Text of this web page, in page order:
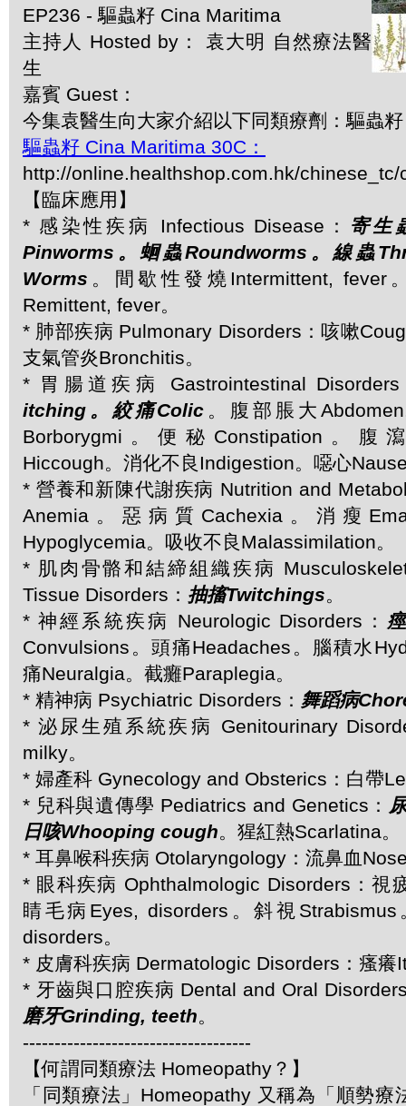
EP236 - 驅蟲籽 Cina Maritima
主持人 Hosted by： 袁大明 自然療法醫
生
嘉賓 Guest：
今集袁醫生向大家介紹以下同類療劑：驅蟲
驅蟲籽 Cina Maritima 30C：
http://online.healthshop.com.hk/
【臨床應用】
* 感染性疾病 Infectious Disease： 寄生
Pinworms。蛔蟲Roundworms。線蟲
Worms 。間歇性發燒Intermittent, fever
Remittent, fever。
* 肺部疾病 Pulmonary Disorders：咳嗽
支氣管炎Bronchitis。
* 胃腸道疾病 Gastrointestinal
itching。絞痛Colic 。腹部脹大
Borborygmi。便秘Constipation。腹
Hiccough。消化不良Indigestion。噁心
* 營養和新陳代謝疾病 Nutrition and
Anemia。惡病質Cachexia。消瘦
Hypoglycemia。吸收不良Malassimilation。
* 肌肉骨骼和結締組織疾病
Tissue Disorders： 抽搐Twitchings。
* 神經系統疾病 Neurologic Disorders：
Convulsions。頭痛Headaches。腦積水
痛Neuralgia。截癱Paraplegia。
* 精神病 Psychiatric Disorders： 舞蹈病
* 泌尿生殖系統疾病 Genitourinary
milky。
* 婦產科 Gynecology and Obsterics：白帶
* 兒科與遺傳學 Pediatrics and Genetics：
日咳Whooping cough。猩紅熱Scarlatina。
* 耳鼻喉科疾病 Otolaryngology：流鼻血
* 眼科疾病 Ophthalmologic Disorders：視
睛毛病Eyes, disorders。斜視
disorders。
* 皮膚科疾病 Dermatologic Disorders：瘙癢
* 牙齒與口腔疾病 Dental and Oral
磨牙Grinding, teeth。
------------------------------------
【何謂同類療法 Homeopathy？】
「同類療法」Homeopathy 又稱為「順勢療